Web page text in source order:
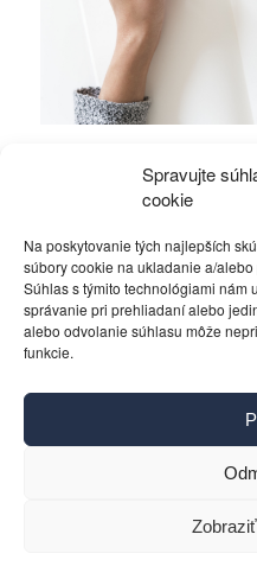
Spravujte
cookie
Na poskytovanie tých najlepších
súbory cookie na ukladanie a/
Súhlas s týmito technológiami nám
správanie pri prehliadaní alebo
alebo odvolanie súhlasu môže
funkcie.
zbabelec Fico.
Rôzne 14. novembra
Ochrana